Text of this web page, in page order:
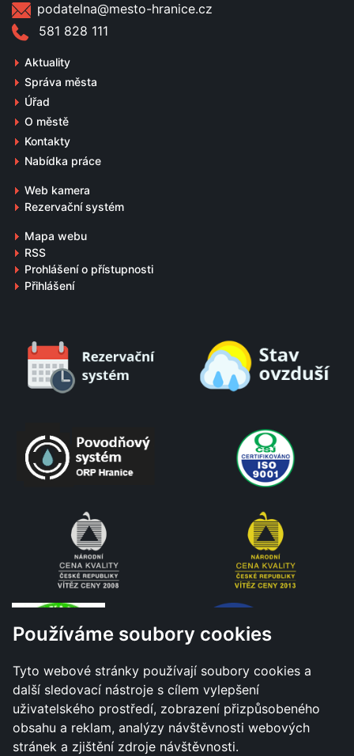
Používáme soubory cookies
Tyto webové stránky používají soubory cookies a
další sledovací nástroje s cílem vylepšení
uživatelského prostředí, zobrazení přizpůsobeného
obsahu a reklam, analýzy návštěvnosti webových
stránek a zjištění zdroje návštěvnosti.
podatelna@mesto-hranice.cz
581 828 111
Aktuality
Správa města
Úřad
O městě
Kontakty
Nabídka práce
Web kamera
Rezervační systém
Mapa webu
RSS
Prohlášení o přístupnosti
Přihlášení